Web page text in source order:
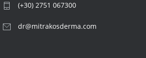
(+30) 2751 067300
dr@mitrakosderma.com